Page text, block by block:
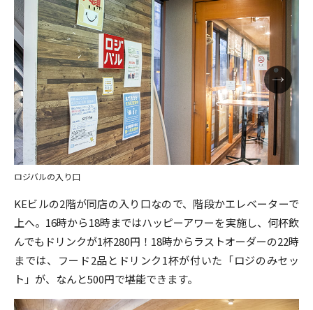
ロジバルの入り口
KEビルの2階が同店の入り口なので、階段かエレベーターで
上へ。16時から18時まではハッピーアワーを実施し、何杯飲
んでもドリンクが1杯280円！18時からラストオーダーの22時
までは、フード2品とドリンク1杯が付いた「ロジのみセッ
ト」が、なんと500円で堪能できます。